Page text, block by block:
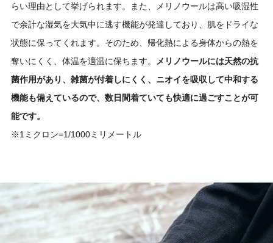
らい理由として挙げられます。また、メリノウールは高い吸湿性
で余計な湿気を大気中に逃す機能が発達しており、肌をドライな
状態に保ってくれます。そのため、帰化熱による身体からの熱を
奪いにくく、体温を適温に保ちます。
メリノウールには天然の抗
菌作用があり、雑菌が付着しにくく、ニオイを吸収して中和する
機能も備えているので、数日間着ていても快適に過ごすことが可
能です。
※1ミクロン=1/1000ミリメートル